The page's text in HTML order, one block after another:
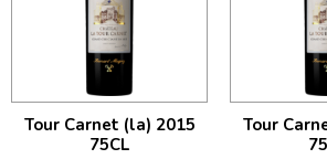
Tour Carnet (la) 2015
75CL
Tour